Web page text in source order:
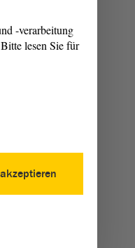
-verarbeitung
lesen Sie für